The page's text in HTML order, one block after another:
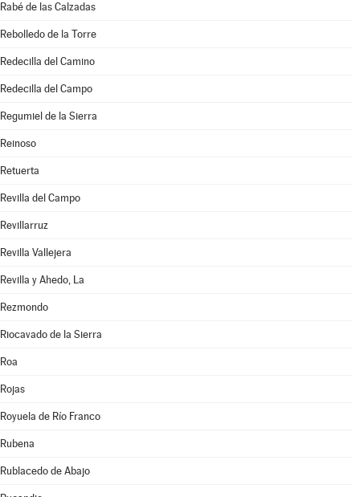
Rabé de las Calzadas
Rebolledo de la Torre
Redecilla del Camino
Redecilla del Campo
Regumiel de la Sierra
Reinoso
Retuerta
Revilla del Campo
Revillarruz
Revilla Vallejera
Revilla y Ahedo, La
Rezmondo
Riocavado de la Sierra
Roa
Rojas
Royuela de Río Franco
Rubena
Rublacedo de Abajo